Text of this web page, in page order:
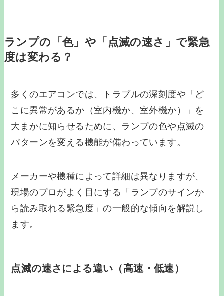
ランプの「色」や「点滅の速さ」で緊急
度は変わる？
多くのエアコンでは、トラブルの深刻度や「ど
こに異常があるか（室内機か、室外機か）」を
大まかに知らせるために、ランプの色や点滅の
パターンを変える機能が備わっています。
メーカーや機種によって詳細は異なりますが、
現場のプロがよく目にする「ランプのサインか
ら読み取れる緊急度」の一般的な傾向を解説し
ます。
点滅の速さによる違い（高速・低速）